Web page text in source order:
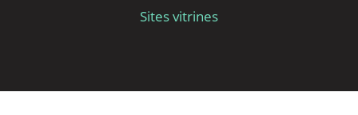
Sites vitrines